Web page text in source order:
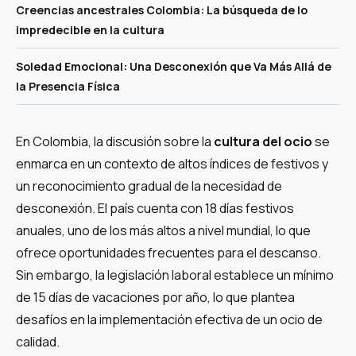
Creencias ancestrales Colombia: La búsqueda de lo
impredecible en la cultura
Soledad Emocional: Una Desconexión que Va Más Allá de
la Presencia Física
En Colombia, la discusión sobre la cultura del ociose
enmarca en un contexto de altos índices de festivos y
un reconocimiento gradual de la necesidad de
desconexión. El país cuenta con 18 días festivos
anuales, uno de los más altos a nivel mundial, lo que
ofrece oportunidades frecuentes para el descanso.
Sin embargo, la legislación laboral establece un mínimo
de 15 días de vacaciones por año, lo que plantea
desafíos en la implementación efectiva de un ocio de
calidad.